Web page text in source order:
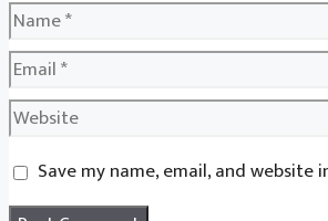
Name
Email
Website
Save my name, email, and